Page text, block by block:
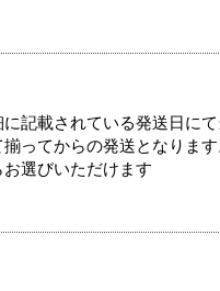
記載されている発送日にて
ってからの発送となります
選びいただけます